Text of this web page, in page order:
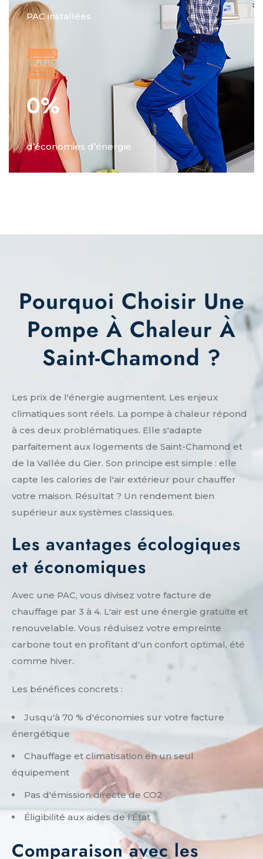
PAC installées
0%
d’économies d’énergie
Pourquoi Choisir Une
Pompe À Chaleur À
Saint-Chamond ?
Les prix de l'énergie augmentent. Les enjeux
climatiques sont réels. La pompe à chaleur répond
à ces deux problématiques. Elle s'adapte
parfaitement aux logements de Saint-Chamond et
de la Vallée du Gier. Son principe est simple : elle
capte les calories de l'air extérieur pour chauffer
votre maison. Résultat ? Un rendement bien
supérieur aux systèmes classiques.
Les avantages écologiques
et économiques
Avec une PAC, vous divisez votre facture de
chauffage par 3 à 4. L'air est une énergie gratuite et
renouvelable. Vous réduisez votre empreinte
carbone tout en profitant d'un confort optimal, été
comme hiver.
Les bénéfices concrets :
Jusqu'à 70 % d'économies sur votre facture
énergétique
Chauffage et climatisation en un seul
équipement
Pas d'émission directe de CO2
Éligibilité aux aides de l'État
Comparaison avec les